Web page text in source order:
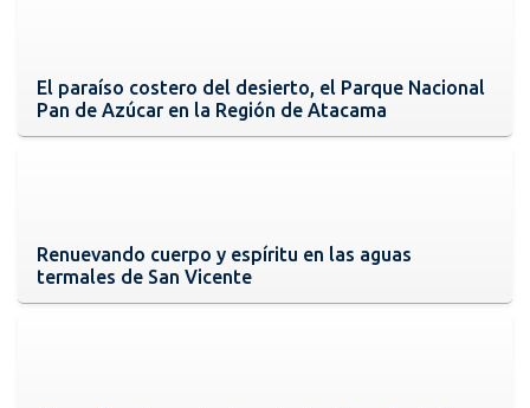
El paraíso costero del desierto, el Parque Nacional
Pan de Azúcar en la Región de Atacama
Renuevando cuerpo y espíritu en las aguas
termales de San Vicente